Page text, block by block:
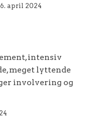
april 2024
intensiv
meget lyttende
involvering og